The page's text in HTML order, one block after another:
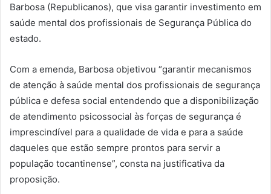
Barbosa (Republicanos), que visa garantir investimento em
saúde mental dos profissionais de Segurança Pública do
estado.
Com a emenda, Barbosa objetivou “garantir mecanismos
de atenção à saúde mental dos profissionais de segurança
pública e defesa social entendendo que a disponibilização
de atendimento psicossocial às forças de segurança é
imprescindível para a qualidade de vida e para a saúde
daqueles que estão sempre prontos para servir a
população tocantinense”, consta na justificativa da
proposição.